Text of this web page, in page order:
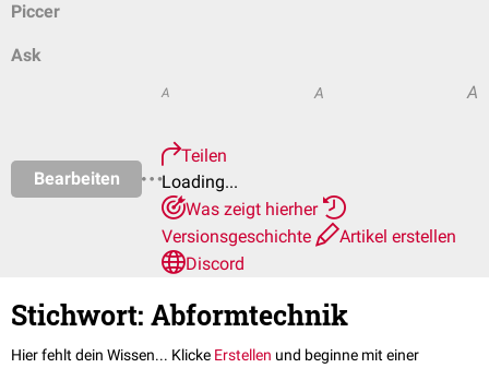
Piccer
Ask
Bearbeiten
A A A
Teilen
Loading...
Was zeigt hierher
Versionsgeschichte
Artikel erstellen
Discord
Stichwort: Abformtechnik
Hier fehlt dein Wissen... Klicke Erstellen und beginne mit einer